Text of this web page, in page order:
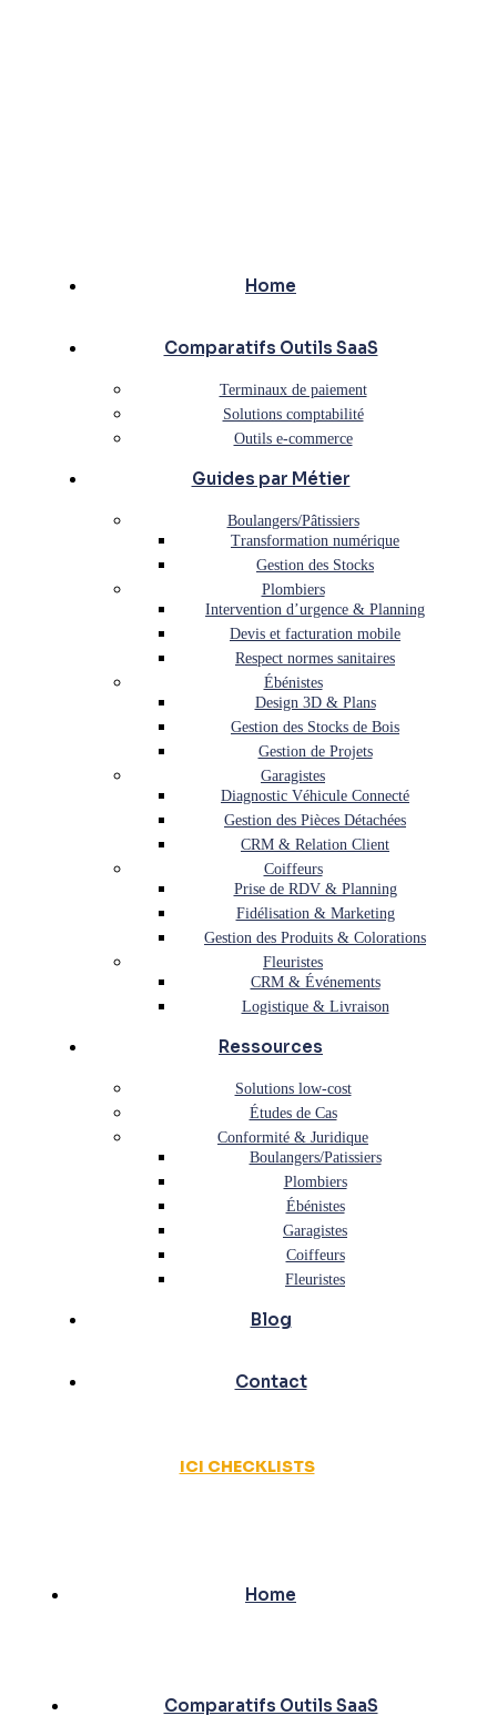
Home
Comparatifs Outils SaaS
Terminaux de paiement
Solutions comptabilité
Outils e-commerce
Guides par Métier
Boulangers/Pâtissiers
Transformation numérique
Gestion des Stocks
Plombiers
Intervention d’urgence & Planning
Devis et facturation mobile
Respect normes sanitaires
Ébénistes
Design 3D & Plans
Gestion des Stocks de Bois
Gestion de Projets
Garagistes
Diagnostic Véhicule Connecté
Gestion des Pièces Détachées
CRM & Relation Client
Coiffeurs
Prise de RDV & Planning
Fidélisation & Marketing
Gestion des Produits & Colorations
Fleuristes
CRM & Événements
Logistique & Livraison
Ressources
Solutions low-cost
Études de Cas
Conformité & Juridique
Boulangers/Patissiers
Plombiers
Ébénistes
Garagistes
Coiffeurs
Fleuristes
Blog
Contact
ICI CHECKLISTS
Home
Comparatifs Outils SaaS